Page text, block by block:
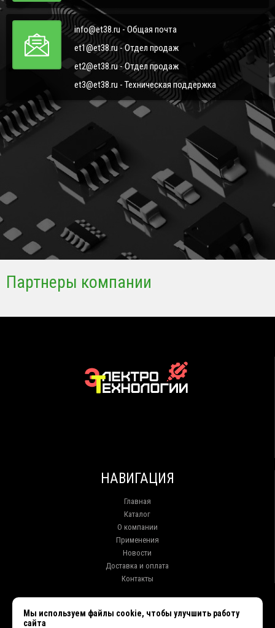
info@et38.ru - Общая почта
et1@et38.ru - Отдел продаж
et2@et38.ru - Отдел продаж
et3@et38.ru - Техническая поддержка
Партнеры компании
НАВИГАЦИЯ
Главная
Каталог
О компании
Применения
Новости
Доставка и оплата
Контакты
Мы используем файлы cookie, чтобы улучшить работу
сайта